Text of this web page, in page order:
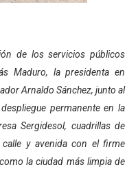
con
Recreacional
aspirantes al curso de
de los servicios públicos
Maduro, la presidenta en
Arnaldo Sánchez, junto al
permanente en la
Sergidesol, cuadrillas de
calle y avenida con el firme
la ciudad más limpia de